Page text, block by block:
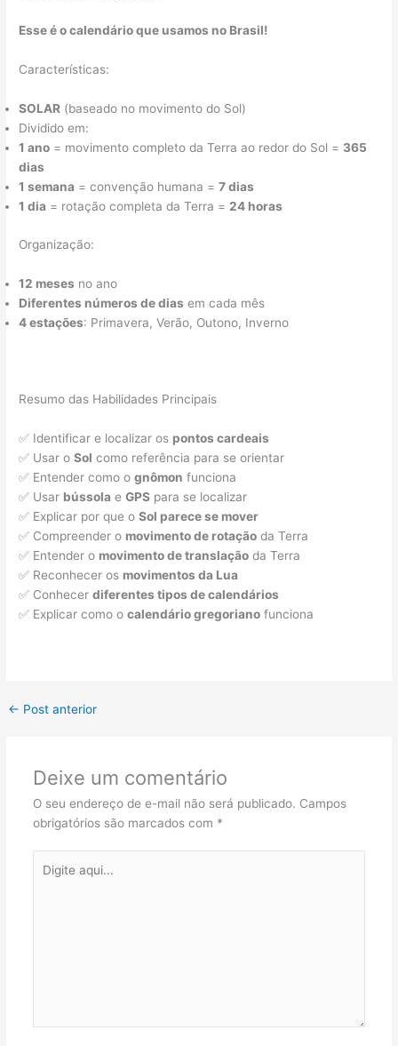
Esse é o calendário que usamos no Brasil!
Características:
SOLAR (baseado no movimento do Sol)
Dividido em:
1 ano = movimento completo da Terra ao redor do Sol = 365
dias
1 semana = convenção humana =7 dias
1 dia = rotação completa da Terra =24 horas
Organização:
12 meses no ano
Diferentes números de dias em cada mês
4 estações: Primavera, Verão, Outono, Inverno
Resumo das Habilidades Principais
✅ Identificar e localizar os pontos cardeais
✅ Usar oSol como referência para se orientar
✅ Entender como ognômon funciona
✅ Usar bússola eGPS para se localizar
✅ Explicar por que oSol parece se mover
✅ Compreender o movimento de rotação da Terra
✅ Entender o movimento de translação da Terra
✅ Reconhecer os movimentos da Lua
✅ Conhecerdiferentes tipos de calendários
✅ Explicar como ocalendário gregoriano funciona
← Post anterior
Deixe um comentário
O seu endereço de e-mail não será publicado. Campos
obrigatórios são marcados com *
aqui...